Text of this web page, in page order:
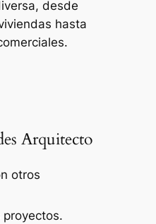
desde
hasta
Arquitecto
otros